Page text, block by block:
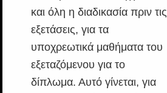
και όλη η διαδικασία πριν τις
εξετάσεις, για τα
υποχρεωτικά μαθήματα του
εξεταζόμενου για το
δίπλωμα. Αυτό γίνεται, για